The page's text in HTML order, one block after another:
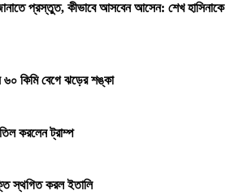
প্রস্তুত, কীভাবে আসবেন আসেন: শেখ হাসিনাকে
কিমি বেগে ঝড়ের শঙ্কা
করলেন ট্রাম্প
স্থগিত করল ইতালি